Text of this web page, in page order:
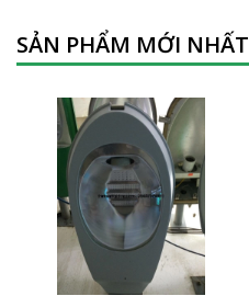
SẢN PHẨM MỚI NHẤT